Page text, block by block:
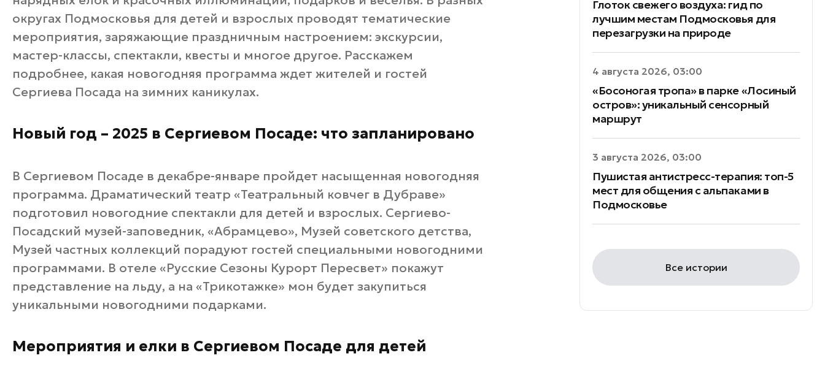
Глоток свежего воздуха: гид по
лучшим местам Подмосковья для
перезагрузки на природе
4 августа 2026, 03:00
«Босоногая тропа» в парке «Лосиный
остров»: уникальный сенсорный
маршрут
3 августа 2026, 03:00
Пушистая антистресс-терапия: топ-5
мест для общения с альпаками в
Подмосковье
Все истории
округах Подмосковья для детей и взрослых проводят тематические
мероприятия, заряжающие праздничным настроением: экскурсии,
мастер-классы, спектакли, квесты и многое другое. Расскажем
подробнее, какая новогодняя программа ждет жителей и гостей
Сергиева Посада на зимних каникулах.
Новый год – 2025 в Сергиевом Посаде: что запланировано
В Сергиевом Посаде в декабре-январе пройдет насыщенная новогодняя
программа. Драматический театр «Театральный ковчег в Дубраве»
подготовил новогодние спектакли для детей и взрослых. Сергиево-
Посадский музей-заповедник, «Абрамцево», Музей советского детства,
Музей частных коллекций порадуют гостей специальными новогодними
программами. В отеле «Русские Сезоны Курорт Пересвет» покажут
представление на льду, а на «Трикотажке» мон будет закупиться
уникальными новогодними подарками.
Мероприятия и елки в Сергиевом Посаде для детей